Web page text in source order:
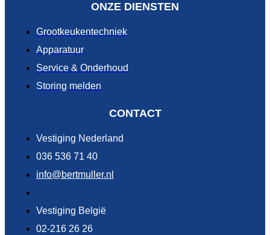
ONZE DIENSTEN
Grootkeukentechniek
Apparatuur
Service & Onderhoud
Storing melden
CONTACT
Vestiging Nederland
036 536 71 40
info@bertmuller.nl
Vestiging België
02-216 26 26